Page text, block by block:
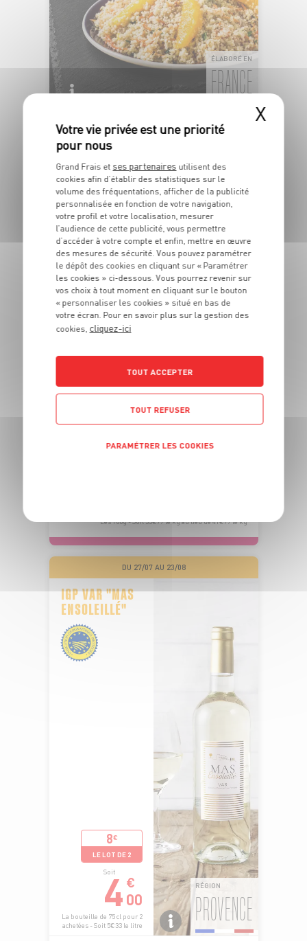
ÉLABORÉ EN
FRANCE
TABOULÉ AUX AGRUMES
Semoule de blé dur et fruits
159
Les 100g - Soit 15€90 le kg
DU 04/08 AU 10/08
OCÉAN PACIFIQUE
Barquette de poids variable
Les 160g - Soit 35€99 le kg au lieu de 41€99 le kg
DU 27/07 AU 23/08
IGP VAR "MAS
ENSOLEILLÉ"
8€
LE LOT DE 2
Soit
4 €
00
La bouteille de 75 cl pour 2
achetées - Soit 5€33 le litre
RÉGION
PROVENCE
X
Grand Frais et ses partenaires utilisent des
cookies afin d’établir des statistiques sur le
volume des fréquentations, afficher de la publicité
personnalisée en fonction de votre navigation,
votre profil et votre localisation, mesurer
l’audience de cette publicité, vous permettre
d’accéder à votre compte et enfin, mettre en œuvre
des mesures de sécurité. Vous pouvez paramétrer
le dépôt des cookies en cliquant sur « Paramétrer
les cookies » ci-dessous. Vous pourrez revenir sur
vos choix à tout moment en cliquant sur le bouton
« personnaliser les cookies » situé en bas de
votre écran. Pour en savoir plus sur la gestion des
cookies, cliquez-ici
TOUT ACCEPTER
TOUT REFUSER
PARAMÉTRER LES COOKIES